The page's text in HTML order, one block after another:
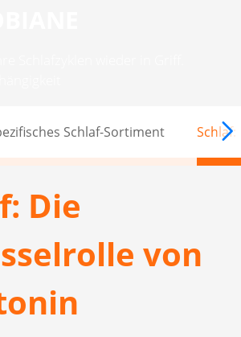
Schlaf-Sortiment
Die
von